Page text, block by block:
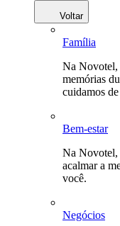
Voltar
Família
Na Novotel,
memórias
cuidamos
Bem-estar
Na Novotel,
acalmar a
você.
Negócios